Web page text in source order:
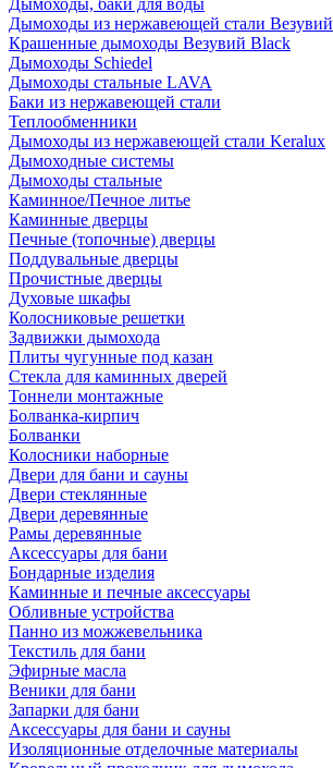
Дымоходы, баки для воды
Дымоходы из нержавеющей стали Везувий
Крашенные дымоходы Везувий Black
Дымоходы Schiedel
Дымоходы стальные LAVA
Баки из нержавеющей стали
Теплообменники
Дымоходы из нержавеющей стали Keralux
Дымоходные системы
Дымоходы стальные
Каминное/Печное литье
Каминные дверцы
Печные (топочные) дверцы
Поддувальные дверцы
Прочистные дверцы
Духовые шкафы
Колосниковые решетки
Задвижки дымохода
Плиты чугунные под казан
Стекла для каминных дверей
Тоннели монтажные
Болванка-кирпич
Болванки
Колосники наборные
Двери для бани и сауны
Двери стеклянные
Двери деревянные
Рамы деревянные
Аксессуары для бани
Бондарные изделия
Каминные и печные аксессуары
Обливные устройства
Панно из можжевельника
Текстиль для бани
Эфирные масла
Веники для бани
Запарки для бани
Аксессуары для бани и сауны
Изоляционные отделочные материалы